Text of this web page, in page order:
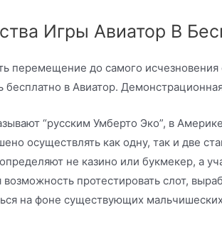
Игры Авиатор В
перемещение до самого
бесплатно в Авиатор.
“русским Умберто Эко”, в
осуществлять как одну, так и две
не казино или букмекер, а
возможность протестировать слот,
на фоне существующих